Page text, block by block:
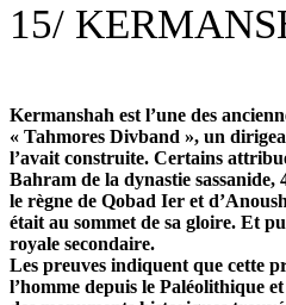
15/
Kermanshah est l’une des
« Tahmores Divband », un
l’avait construite. Certains
Bahram de la dynastie sassanide,
le règne de Qobad Ier et
était au sommet de sa gloire. Et
royale secondaire.
Les preuves indiquent que cette
l’homme depuis le Paléolithique